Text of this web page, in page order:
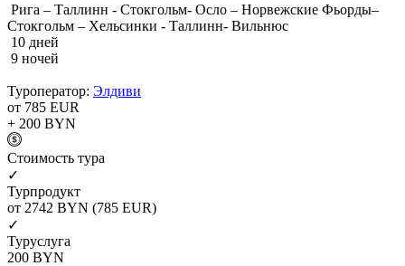
Рига – Таллинн - Стокгольм- Осло – Норвежские Фьорды–
Стокгольм – Хельсинки - Таллинн- Вильнюс
10 дней
9 ночей
Туроператор: Элдиви
от 785 EUR
+ 200 BYN
Cтоимость тура
✓
Турпродукт
от 2742 BYN (785 EUR)
✓
Туруслуга
200 BYN